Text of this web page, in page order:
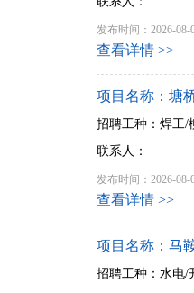
发布时间：2026-08-
查看详情 >>
项目名称：塘
招聘工种：焊工/
联系人：
发布时间：2026-08-
查看详情 >>
项目名称：马
招聘工种：水电/